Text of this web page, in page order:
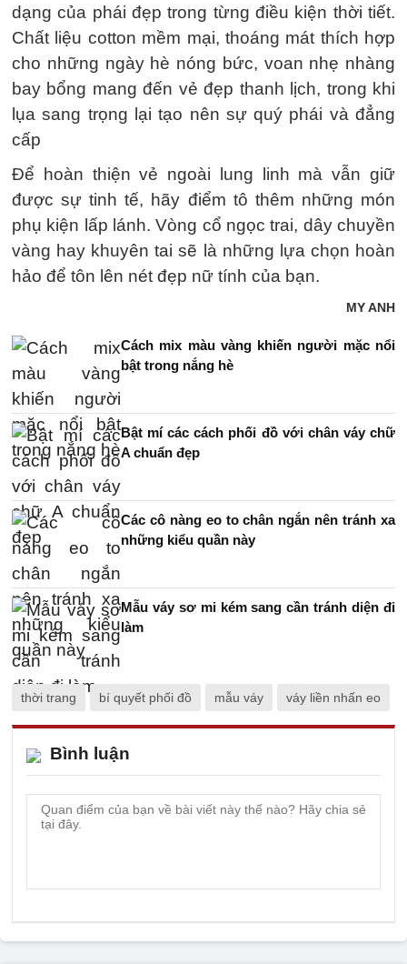
dạng của phái đẹp trong từng điều kiện thời tiết.
Chất liệu cotton mềm mại, thoáng mát thích hợp
cho những ngày hè nóng bức, voan nhẹ nhàng
bay bổng mang đến vẻ đẹp thanh lịch, trong khi
lụa sang trọng lại tạo nên sự quý phái và đẳng
cấp
Để hoàn thiện vẻ ngoài lung linh mà vẫn giữ
được sự tinh tế, hãy điểm tô thêm những món
phụ kiện lấp lánh. Vòng cổ ngọc trai, dây chuyền
vàng hay khuyên tai sẽ là những lựa chọn hoàn
hảo để tôn lên nét đẹp nữ tính của bạn.
MY ANH
Cách mix màu vàng khiến người mặc nổi
bật trong nắng hè
Bật mí các cách phối đồ với chân váy chữ
A chuẩn đẹp
Các cô nàng eo to chân ngắn nên tránh xa
những kiểu quần này
Mẫu váy sơ mi kém sang cần tránh diện đi
làm
thời trang bí quyết phối đồ mẫu váy váy liền nhấn eo
Bình luận